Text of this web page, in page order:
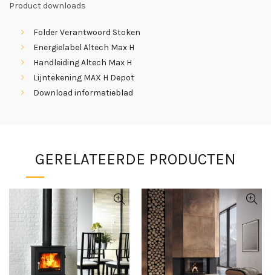
Product downloads
Folder Verantwoord Stoken
Energielabel Altech Max H
Handleiding Altech Max H
Lijntekening MAX H Depot
Download informatieblad
GERELATEERDE PRODUCTEN